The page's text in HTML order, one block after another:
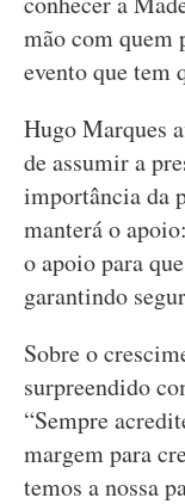
mão com quem
evento que tem
Hugo Marques
de assumir a
importância da
manterá o
o apoio para
garantindo
Sobre o
surpreendido
“Sempre
margem para
temos a nossa